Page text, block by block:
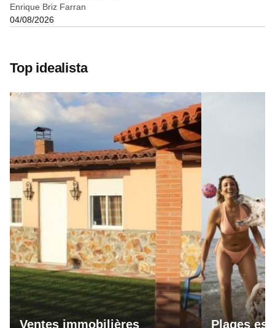
Enrique Briz Farran
04/08/2026
Top idealista
Ventes immobilières
Plages